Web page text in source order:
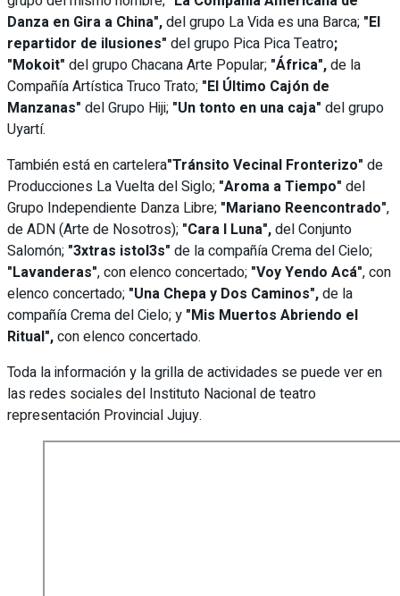
Danza en Gira a China",del grupo La Vida es una Barca; "El
repartidor de ilusiones" del grupo Pica Pica Teatro;
"Mokoit" del grupo Chacana Arte Popular; "África",de la
Compañía Artística Truco Trato; "El Último Cajón de
Manzanas" del Grupo Hiji; "Un tonto en una caja" del grupo
Uyartí.
También está en cartelera"Tránsito Vecinal Fronterizo" de
Producciones La Vuelta del Siglo; "Aroma a Tiempo" del
Grupo Independiente Danza Libre; "Mariano Reencontrado",
de ADN (Arte de Nosotros); "Cara I Luna",del Conjunto
Salomón; "3xtras istol3s" de la compañía Crema del Cielo;
"Lavanderas", con elenco concertado; "Voy Yendo Acá", con
elenco concertado; "Una Chepa y Dos Caminos",de la
compañía Crema del Cielo; y "Mis Muertos Abriendo el
Ritual",con elenco concertado.
Toda la información y la grilla de actividades se puede ver en
las redes sociales del Instituto Nacional de teatro
representación Provincial Jujuy.